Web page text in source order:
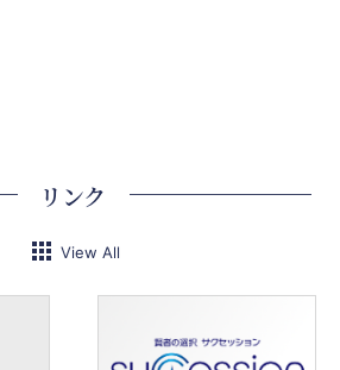
リンク
View All